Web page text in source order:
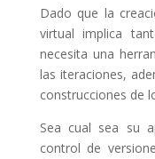
Dado que la
virtual implica
necesita una
las iteraciones,
construcciones de
Sea cual sea su
control de